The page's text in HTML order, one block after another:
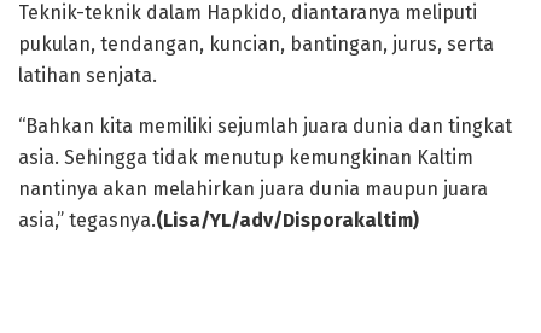
Teknik-teknik dalam Hapkido, diantaranya meliputi
pukulan, tendangan, kuncian, bantingan, jurus, serta
latihan senjata.
“Bahkan kita memiliki sejumlah juara dunia dan tingkat
asia. Sehingga tidak menutup kemungkinan Kaltim
nantinya akan melahirkan juara dunia maupun juara
asia,” tegasnya.(Lisa/YL/adv/Disporakaltim)